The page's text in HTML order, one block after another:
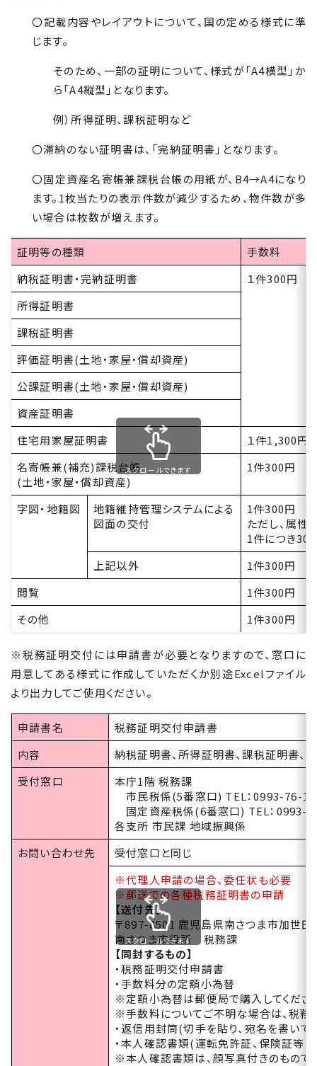
〇記載内容やレイアウトについて、国の定める様式に準
じます。
そのため、一部の証明について、様式が「A4横型」か
ら「A4縦型」となります。
例）所得証明、課税証明など
〇滞納のない証明書は、「完納証明書」となります。
〇固定資産名寄帳兼課税台帳の用紙が、B4→A4になり
ます。1枚当たりの表示件数が減少するため、物件数が多
い場合は枚数が増えます。
証明等の種類
手数料
納税証明書・完納証明書
１件300円
所得証明書
課税証明書
評価証明書(土地・家屋・償却資産)
公課証明書(土地・家屋・償却資産)
資産証明書
住宅用家屋証明書
１件1,300円
名寄帳兼(補充)課税台帳
(土地・家屋・償却資産)
1件300円
字図・地籍図
地籍維持管理システムによる
図面の交付
1件300円
ただし、属
1件につき
上記以外
1件300円
閲覧
1件300円
その他
1件300円
スクロールできます
※税務証明交付には申請書が必要となりますので、窓口に
用意してある様式に作成していただくか別途Excelファイル
より出力してご使用ください。
申請書名
税務証明交付申請書
内容
納税証明書、所得証明書、課税証明書
受付窓口
本庁1階 税務課
市民税係(5番窓口) TEL：0993-76-
固定資産税係(6番窓口) TEL：0993-
各支所 市民課 地域振興係
お問い合わせ先
受付窓口と同じ
※代理人申請の場合、委任状も必要
※郵送での各種税務証明書の申請
【送付先】
〒897-8501 鹿児島県南さつま市加世
南さつま市役所 税務課
【同封するもの】
・税務証明交付申請書
・手数料分の定額小為替
※定額小為替は郵便局で購入してくださ
※手数料についてご不明な場合は、税務
・返信用封筒(切手を貼り、宛名を書いて
・本人確認書類(運転免許証、保険証等)
※本人確認書類は、顔写真付きのもので
スクロールできます